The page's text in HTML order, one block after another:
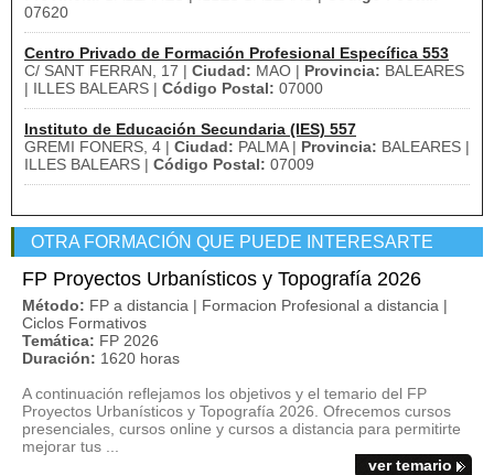
07620
Centro Privado de Formación Profesional Específica 553
C/ SANT FERRAN, 17 | Ciudad: MAO | Provincia: BALEARES
| ILLES BALEARS | Código Postal: 07000
Instituto de Educación Secundaria (IES) 557
GREMI FONERS, 4 | Ciudad: PALMA | Provincia: BALEARES |
ILLES BALEARS | Código Postal: 07009
OTRA FORMACIÓN QUE PUEDE INTERESARTE
FP Proyectos Urbanísticos y Topografía 2026
Método: FP a distancia | Formacion Profesional a distancia |
Ciclos Formativos
Temática: FP 2026
Duración: 1620 horas
A continuación reflejamos los objetivos y el temario del FP
Proyectos Urbanísticos y Topografía 2026. Ofrecemos cursos
presenciales, cursos online y cursos a distancia para permitirte
mejorar tus ...
ver temario